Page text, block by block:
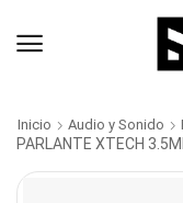
Inicio Audio y Sonido
PARLANTE XTECH